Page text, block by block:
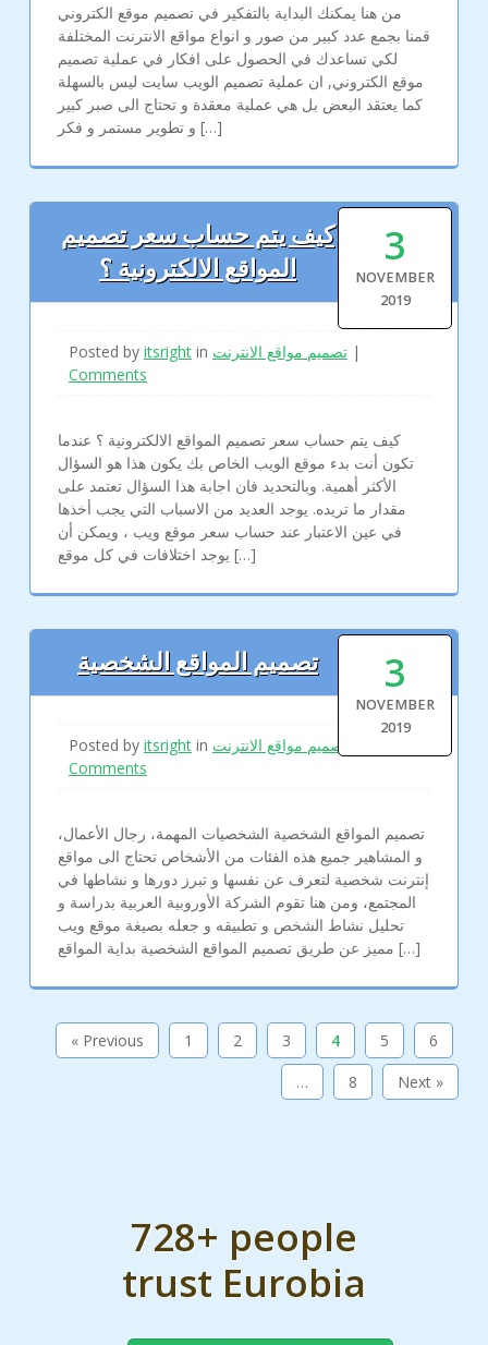
من هنا يمكنك البداية بالتفكير في تصميم موقع الكتروني
قمنا بجمع عدد كبير من صور و انواع مواقع الانترنت المختلفة
لكي تساعدك في الحصول على افكار في عملية تصميم
موقع الكتروني, ان عملية تصميم الويب سايت ليس بالسهلة
كما يعتقد البعض بل هي عملية معقدة و تحتاج الى صبر كبير
و تطوير مستمر و فكر […]
3
NOVEMBER
2019
كيف يتم حساب سعر تصميم
المواقع الالكترونية ؟
Posted by itsrightin تصميم مواقع الانترنت|
Comments
كيف يتم حساب سعر تصميم المواقع الالكترونية ؟ عندما
تكون أنت بدء موقع الويب الخاص بك يكون هذا هو السؤال
الأكثر أهمية. وبالتحديد فان اجابة هذا السؤال تعتمد على
مقدار ما تريده. يوجد العديد من الاسباب التي يجب أخذها
في عين الاعتبار عند حساب سعر موقع ويب ، ويمكن أن
يوجد اختلافات في كل موقع […]
3
NOVEMBER
2019
تصميم المواقع الشخصية
Posted by itsrightin تصميم مواقع الانترنت
Comments
تصميم المواقع الشخصية الشخصيات المهمة، رجال الأعمال،
و المشاهير جميع هذه الفئات من الأشخاص تحتاج الى مواقع
إنترنت شخصية لتعرف عن نفسها و تبرز دورها و نشاطها في
المجتمع، ومن هنا تقوم الشركة الأوروبية العربية بدراسة و
تحليل نشاط الشخص و تطبيقه و جعله بصيغة موقع ويب
مميز عن طريق تصميم المواقع الشخصية بداية المواقع […]
« Previous 1 2 3 4 5
6
…
8 Next »
728+ people
trust Eurobia